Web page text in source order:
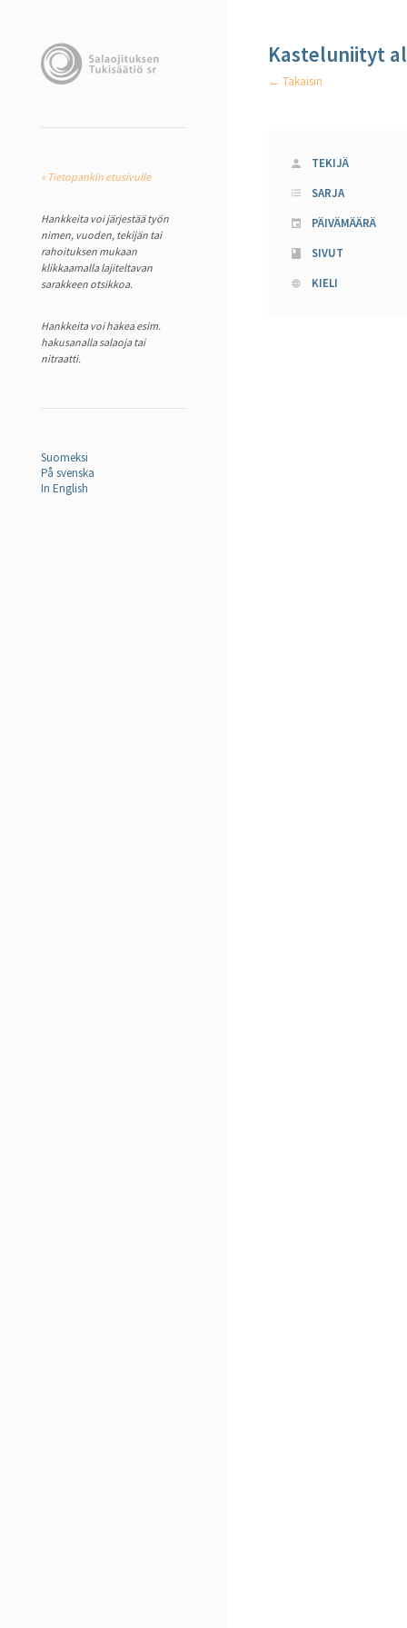
« Tietopankin etusivulle
Hankkeita voi järjestää työn
nimen, vuoden, tekijän tai
rahoituksen mukaan
klikkaamalla lajiteltavan
sarakkeen otsikkoa.
Hankkeita voi hakea esim.
hakusanalla salaoja tai
nitraatti.
Suomeksi
På svenska
In English
Kasteluniityt
← Takaisin
TEKIJÄ
SARJA
PÄIVÄMÄÄRÄ
SIVUT
KIELI